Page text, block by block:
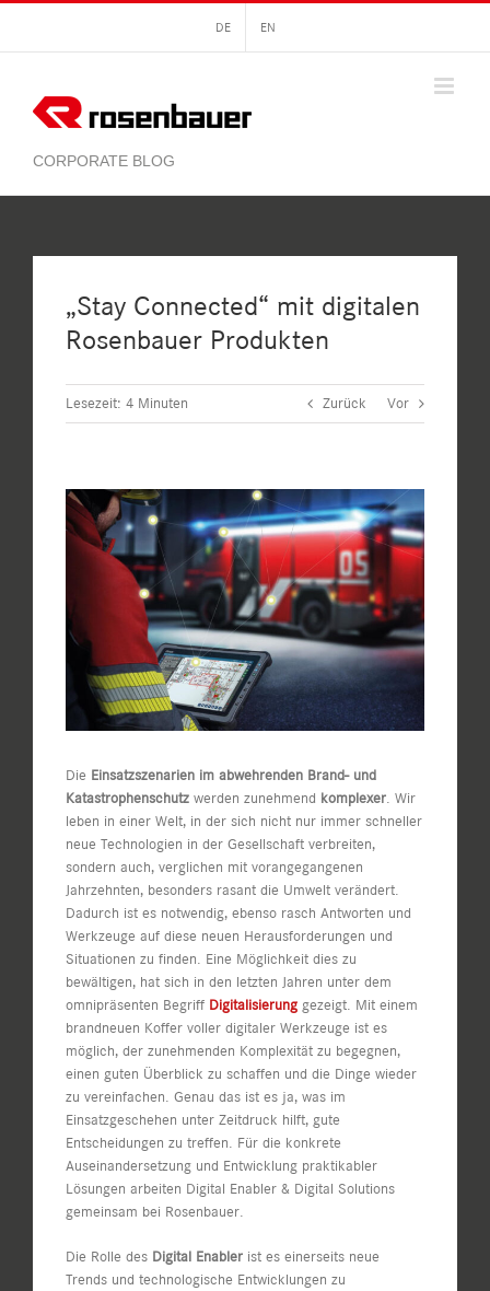
springen
DE EN
„Stay Connected“ mit digitalen
Rosenbauer Produkten
Lesezeit: 4 Minuten Zurück Vor
Zeige
grösseres
Bild
Die Einsatzszenarien im abwehrenden Brand- und
Katastrophenschutz werden zunehmend komplexer. Wir
leben in einer Welt, in der sich nicht nur immer schneller
neue Technologien in der Gesellschaft verbreiten,
sondern auch, verglichen mit vorangegangenen
Jahrzehnten, besonders rasant die Umwelt verändert.
Dadurch ist es notwendig, ebenso rasch Antworten und
Werkzeuge auf diese neuen Herausforderungen und
Situationen zu finden. Eine Möglichkeit dies zu
bewältigen, hat sich in den letzten Jahren unter dem
omnipräsenten Begriff Digitalisierung gezeigt. Mit einem
brandneuen Koffer voller digitaler Werkzeuge ist es
möglich, der zunehmenden Komplexität zu begegnen,
einen guten Überblick zu schaffen und die Dinge wieder
zu vereinfachen. Genau das ist es ja, was im
Einsatzgeschehen unter Zeitdruck hilft, gute
Entscheidungen zu treffen. Für die konkrete
Auseinandersetzung und Entwicklung praktikabler
Lösungen arbeiten Digital Enabler & Digital Solutions
gemeinsam bei Rosenbauer.
Die Rolle des Digital Enabler ist es einerseits neue
Trends und technologische Entwicklungen zu